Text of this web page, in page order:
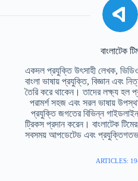
বাংলাটেক
একদল প্রযুক্তি উৎসাহী লেখক, ভিডিও
বাংলা ভাষায় প্রযুক্তি, বিজ্ঞান এবং
তৈরি করে থাকেন। তাদের লক্ষ্য হল
পরামর্শ সহজ এবং সরল ভাষায়
প্রযুক্তি জগতের বিভিন্ন
ট্রিকস প্রদান করেন। বাংলাটেক টিমের
সবসময় আপডেটেড এবং
ARTICLES: